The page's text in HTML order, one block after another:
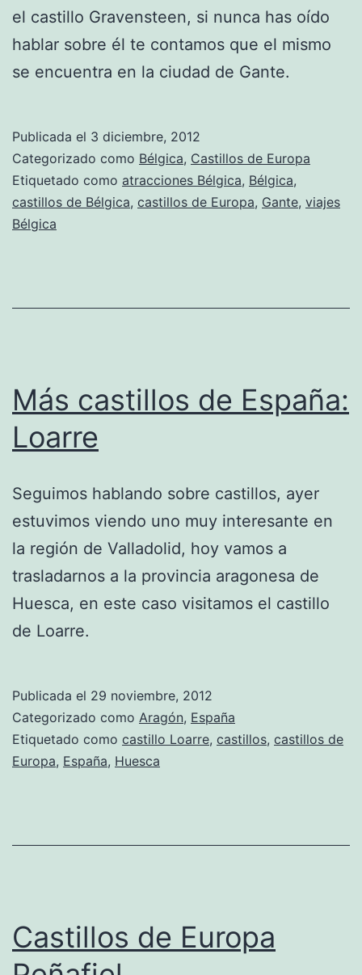
el castillo Gravensteen, si nunca has oído
hablar sobre él te contamos que el mismo
se encuentra en la ciudad de Gante.
Publicada el 3 diciembre, 2012
Categorizado como Bélgica, Castillos de Europa
Etiquetado como atracciones Bélgica, Bélgica,
castillos de Bélgica, castillos de Europa, Gante, viajes
Bélgica
Más castillos de España:
Loarre
Seguimos hablando sobre castillos, ayer
estuvimos viendo uno muy interesante en
la región de Valladolid, hoy vamos a
trasladarnos a la provincia aragonesa de
Huesca, en este caso visitamos el castillo
de Loarre.
Publicada el 29 noviembre, 2012
Categorizado como Aragón, España
Etiquetado como castillo Loarre, castillos, castillos de
Europa, España, Huesca
Castillos de Europa